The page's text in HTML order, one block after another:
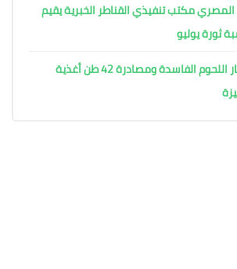
مكتب تنفيذي القناطر الخبرية يقيم
ثورة يوليو
ضربة قوية لتجار اللحوم الفاسدة ومصادرة 42 طن أغذية